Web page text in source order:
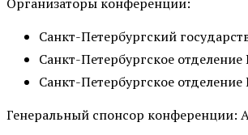
Санкт-Петербургский
Санкт-Петербургское
Санкт-Петербургское
Генеральный спонсор конференции: